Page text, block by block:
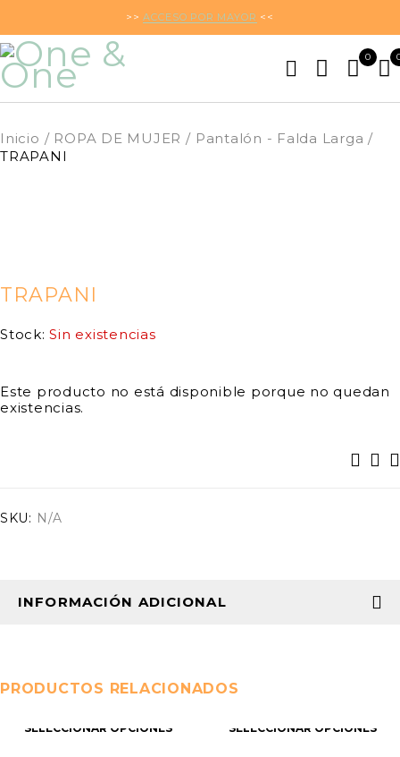
>>ACCESO POR MAYOR <<
0
Inicio / ROPA DE MUJER / Pantalón - Falda Larga /
TRAPANI
TRAPANI
Stock: Sin existencias
Este producto no está disponible porque no quedan
existencias.
SKU: N/A
INFORMACIÓN ADICIONAL
PRODUCTOS RELACIONADOS
SELECCIONAR OPCIONES SELECCIONAR OPCIONES